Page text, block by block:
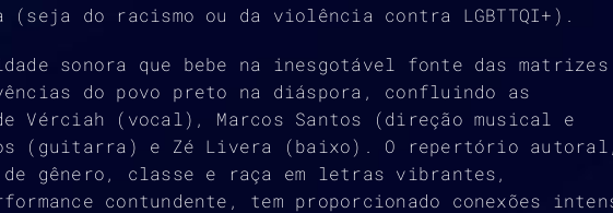
(seja do racismo ou da violência contra LGBTTQI+).
sonora que bebe na inesgotável fonte das matrizes
do povo preto na diáspora, confluindo as
Vérciah (vocal), Marcos Santos (direção musical e
(guitarra) e Zé Livera (baixo). O repertório
de gênero, classe e raça em letras vibrantes,
contundente, tem proporcionado conexões